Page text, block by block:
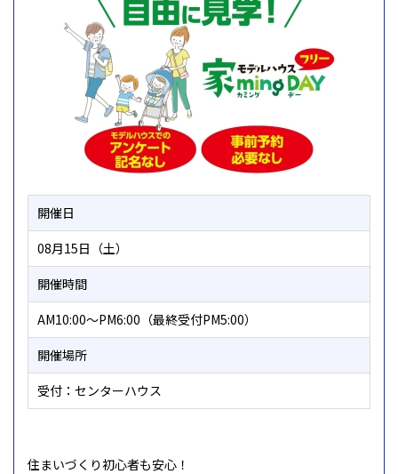
開催日
08月15日（土）
開催時間
AM10:00～PM6:00（最終受付PM5:00）
開催場所
受付：センターハウス
住まいづくり初心者も安心！